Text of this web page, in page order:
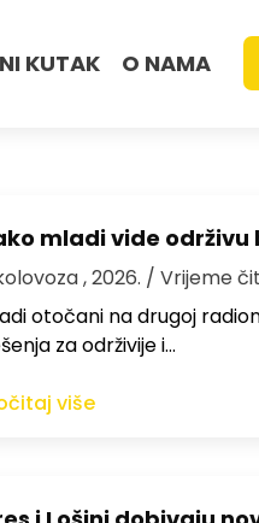
KUTAK O NAMA
mladi vide
, 2026. / Vrijeme
otočani na drugoj
za održivije i…
više